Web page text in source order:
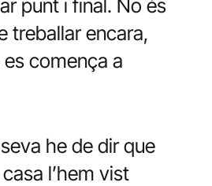
punt i final. No és
treballar encara,
comença a
he de dir que
l’hem vist